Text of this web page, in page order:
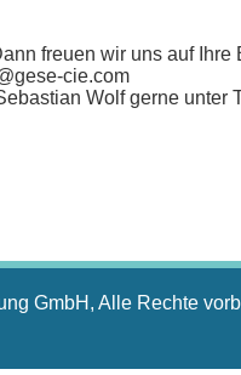
freuen wir uns auf
cie.com
Wolf gerne unter
GmbH, Alle Rechte